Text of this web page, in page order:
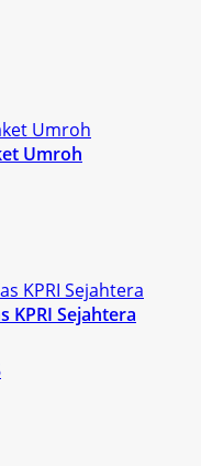
Umroh
KPRI Sejahtera